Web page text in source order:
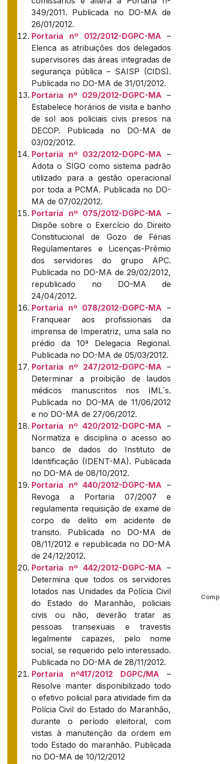
349/2011. Publicada no DO-MA de
26/01/2012.
Portaria nº 012/2012-DGPC-MA
–
Elenca as atribuições dos delegados
supervisores das áreas integradas de
segurança pública – SAISP (CIDS).
Publicada no DO-MA de 31/01/2012.
Portaria nº 029/2012-DGPC-MA
–
Estabelece horários de visita e banho
de sol aos policiais civis presos na
DECOP. Publicada no DO-MA de
03/02/2012.
Portaria nº 032/2012-DGPC-MA
–
Adota o SIGO como sistema padrão
utilizado para a gestão operacional
por toda a PCMA. Publicada no DO-
MA de 07/02/2012.
Portaria nº 075/2012-DGPC-MA –
Dispõe sobre o Exercício do Direito
Constitucional de Gozo de Férias
Regulamentares e Licenças-Prêmio
dos servidores do grupo APC.
Publicada no DO-MA de 29/02/2012,
republicado no DO-MA de
24/04/2012.
Portaria nº 078/2012-DGPC-MA –
Franquear aos profissionais da
imprensa de Imperatriz, uma sala no
prédio da 10ª Delegacia Regional.
Publicada no DO-MA de 05/03/2012.
Portaria nº 247/2012-DGPC-MA –
Determinar a proibição de laudos
médicos manuscritos nos IML´s.
Publicada no DO-MA de 11/06/2012
e no DO-MA de 27/06/2012.
Portaria nº 420/2012-DGPC-MA –
Normatiza e disciplina o acesso ao
banco de dados do Instituto de
Identificação (IDENT-MA). Publicada
no DO-MA de 08/10/2012.
Portaria nº 440/2012-DGPC-MA –
Revoga a Portaria 07/2007 e
regulamenta requisição de exame de
corpo de delito em acidente de
transito. Publicada no DO-MA de
08/11/2012 e republicada no DO-MA
de 24/12/2012.
Portaria nº 442/2012-DGPC-MA –
Determina que todos os servidores
lotados nas Unidades da Polícia Civil
do Estado do Maranhão, policiais
civis ou não, deverão tratar as
pessoas transexuais e travestis
legalmente capazes, pelo nome
social, se requerido pelo interessado.
Publicada no DO-MA de 28/11/2012.
Portaria nº417/2012 DGPC/MA –
Resolve manter disponibilizado todo
o efetivo policial para atividade fim da
Polícia Civil do Estado do Maranhão,
durante o período eleitoral, com
vistas à manutenção da ordem em
todo Estado do maranhão. Publicada
no DO-MA de 10/12/2012